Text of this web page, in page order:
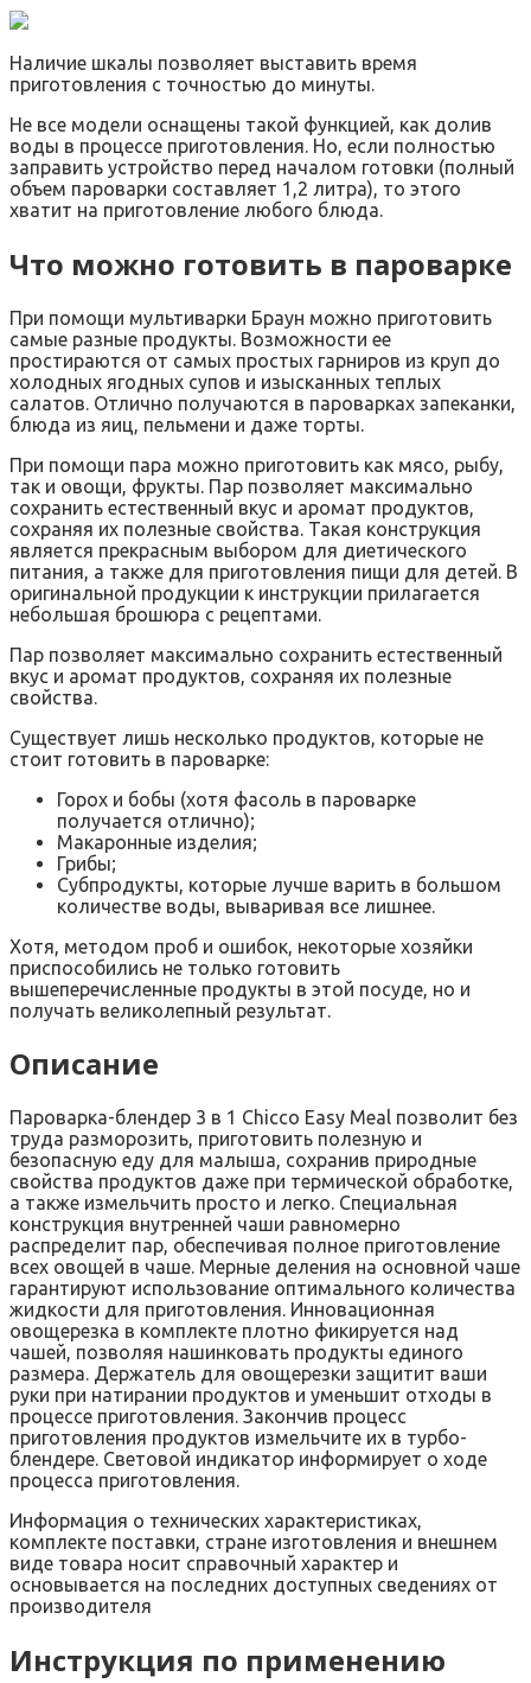
Наличие шкалы позволяет выставить время
приготовления с точностью до минуты.
Не все модели оснащены такой функцией, как долив
воды в процессе приготовления. Но, если полностью
заправить устройство перед началом готовки (полный
объем пароварки составляет 1,2 литра), то этого
хватит на приготовление любого блюда.
Что можно готовить в пароварке
При помощи мультиварки Браун можно приготовить
самые разные продукты. Возможности ее
простираются от самых простых гарниров из круп до
холодных ягодных супов и изысканных теплых
салатов. Отлично получаются в пароварках запеканки,
блюда из яиц, пельмени и даже торты.
При помощи пара можно приготовить как мясо, рыбу,
так и овощи, фрукты. Пар позволяет максимально
сохранить естественный вкус и аромат продуктов,
сохраняя их полезные свойства. Такая конструкция
является прекрасным выбором для диетического
питания, а также для приготовления пищи для детей. В
оригинальной продукции к инструкции прилагается
небольшая брошюра с рецептами.
Пар позволяет максимально сохранить естественный
вкус и аромат продуктов, сохраняя их полезные
свойства.
Существует лишь несколько продуктов, которые не
стоит готовить в пароварке:
Горох и бобы (хотя фасоль в пароварке
получается отлично);
Макаронные изделия;
Грибы;
Субпродукты, которые лучше варить в большом
количестве воды, вываривая все лишнее.
Хотя, методом проб и ошибок, некоторые хозяйки
приспособились не только готовить
вышеперечисленные продукты в этой посуде, но и
получать великолепный результат.
Описание
Пароварка-блендер 3 в 1 Chicco Easy Meal позволит без
труда разморозить, приготовить полезную и
безопасную еду для малыша, сохранив природные
свойства продуктов даже при термической обработке,
а также измельчить просто и легко. Специальная
конструкция внутренней чаши равномерно
распределит пар, обеспечивая полное приготовление
всех овощей в чаше. Мерные деления на основной чаше
гарантируют использование оптимального количества
жидкости для приготовления. Инновационная
овощерезка в комплекте плотно фикируется над
чашей, позволяя нашинковать продукты единого
размера. Держатель для овощерезки защитит ваши
руки при натирании продуктов и уменьшит отходы в
процессе приготовления. Закончив процесс
приготовления продуктов измельчите их в турбо-
блендере. Световой индикатор информирует о ходе
процесса приготовления.
Информация о технических характеристиках,
комплекте поставки, стране изготовления и внешнем
виде товара носит справочный характер и
основывается на последних доступных сведениях от
производителя
Инструкция по применению